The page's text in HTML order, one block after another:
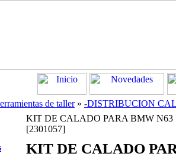
de taller» -DISTRIBUCION
KIT DE CALADO PARA BMW N63
[2301057]
KIT DE CALADO